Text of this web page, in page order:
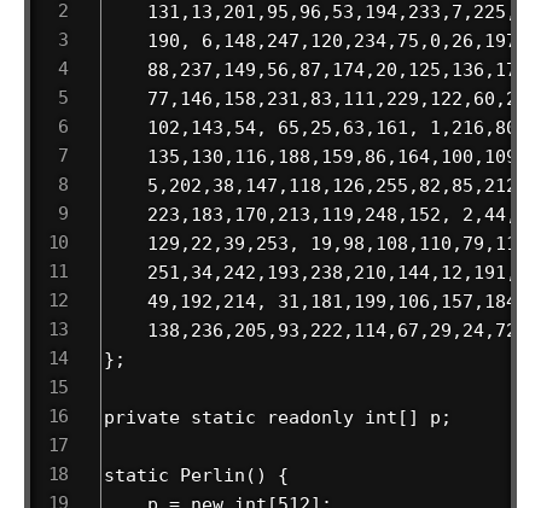
190,
102,143,54, 65,25,63,161,
223,183,170,213,119,248,152,
129,22,39,253,
49,192,214, 31,181,199,106,157,184,
};
private static readonly int[] p;
static Perlin() {